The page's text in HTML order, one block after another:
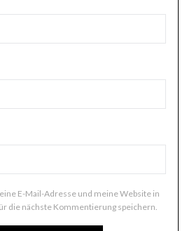
E-Mail-Adresse und meine Website in
die nächste Kommentierung speichern.